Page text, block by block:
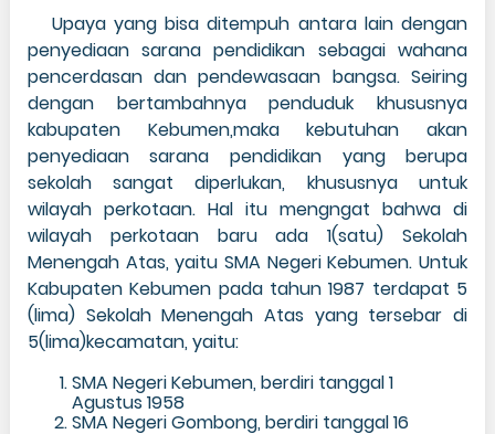
Upaya yang bisa ditempuh antara lain dengan
penyediaan sarana pendidikan sebagai wahana
pencerdasan dan pendewasaan bangsa. Seiring
dengan bertambahnya penduduk khususnya
kabupaten Kebumen,maka kebutuhan akan
penyediaan sarana pendidikan yang berupa
sekolah sangat diperlukan, khususnya untuk
wilayah perkotaan. Hal itu mengngat bahwa di
wilayah perkotaan baru ada 1(satu) Sekolah
Menengah Atas, yaitu SMA Negeri Kebumen. Untuk
Kabupaten Kebumen pada tahun 1987 terdapat 5
(lima) Sekolah Menengah Atas yang tersebar di
5(lima)kecamatan, yaitu:
SMA Negeri Kebumen, berdiri tanggal 1
Agustus 1958
SMA Negeri Gombong, berdiri tanggal 16